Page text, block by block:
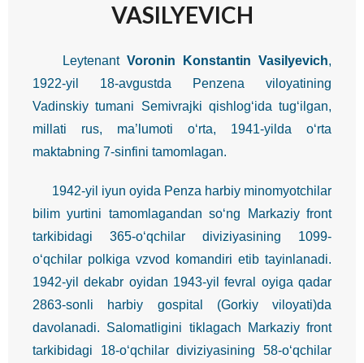
VASILYEVICH
Leytenant Voronin Konstantin Vasilyevich,
1922-yil 18-avgustda Penzena viloyatining
Vadinskiy tumani Semivrajki qishlog‘ida tug‘ilgan,
millati rus, ma’lumoti o‘rta, 1941-yilda o‘rta
maktabning 7-sinfini tamomlagan.
1942-yil iyun oyida Penza harbiy minomyotchilar
bilim yurtini tamomlagandan so‘ng Markaziy front
tarkibidagi 365-o‘qchilar diviziyasining 1099-
o‘qchilar polkiga vzvod komandiri etib tayinlanadi.
1942-yil dekabr oyidan 1943-yil fevral oyiga qadar
2863-sonli harbiy gospital (Gorkiy viloyati)da
davolanadi. Salomatligini tiklagach Markaziy front
tarkibidagi 18-o‘qchilar diviziyasining 58-o‘qchilar